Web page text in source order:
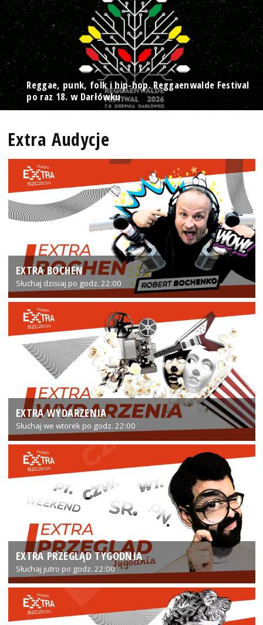
Reggae, punk, folk i hip-hop. Reggaenwalde Festival
po raz 18. w Darłówku
Extra Audycje
EXTRA BOCHEN
Słuchaj dzisiaj po godz. 22:00
EXTRA WYDARZENIA
Słuchaj we wtorek po godz. 22:00
EXTRA PRZEGLĄD TYGODNIA
Słuchaj jutro po godz. 22:00